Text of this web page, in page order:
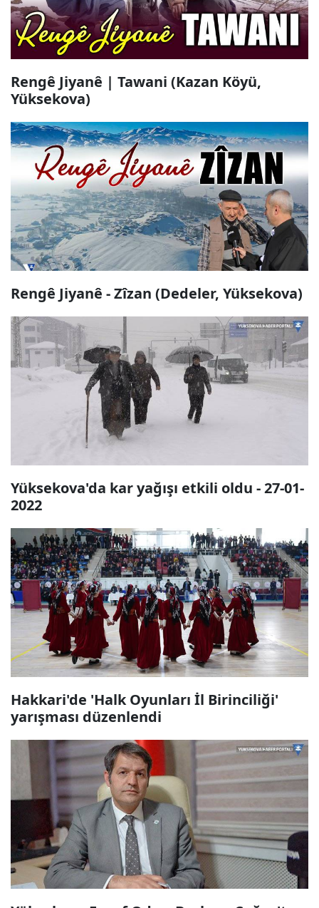
Rengê Jiyanê | Tawani (Kazan Köyü,
Yüksekova)
Rengê Jiyanê - Zîzan (Dedeler, Yüksekova)
Yüksekova'da kar yağışı etkili oldu - 27-01-
2022
Hakkari'de 'Halk Oyunları İl Birinciliği'
yarışması düzenlendi